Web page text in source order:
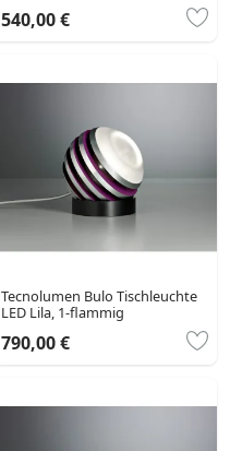
540,00 €
Tecnolumen Bulo Tischleuchte
LED Lila, 1-flammig
790,00 €